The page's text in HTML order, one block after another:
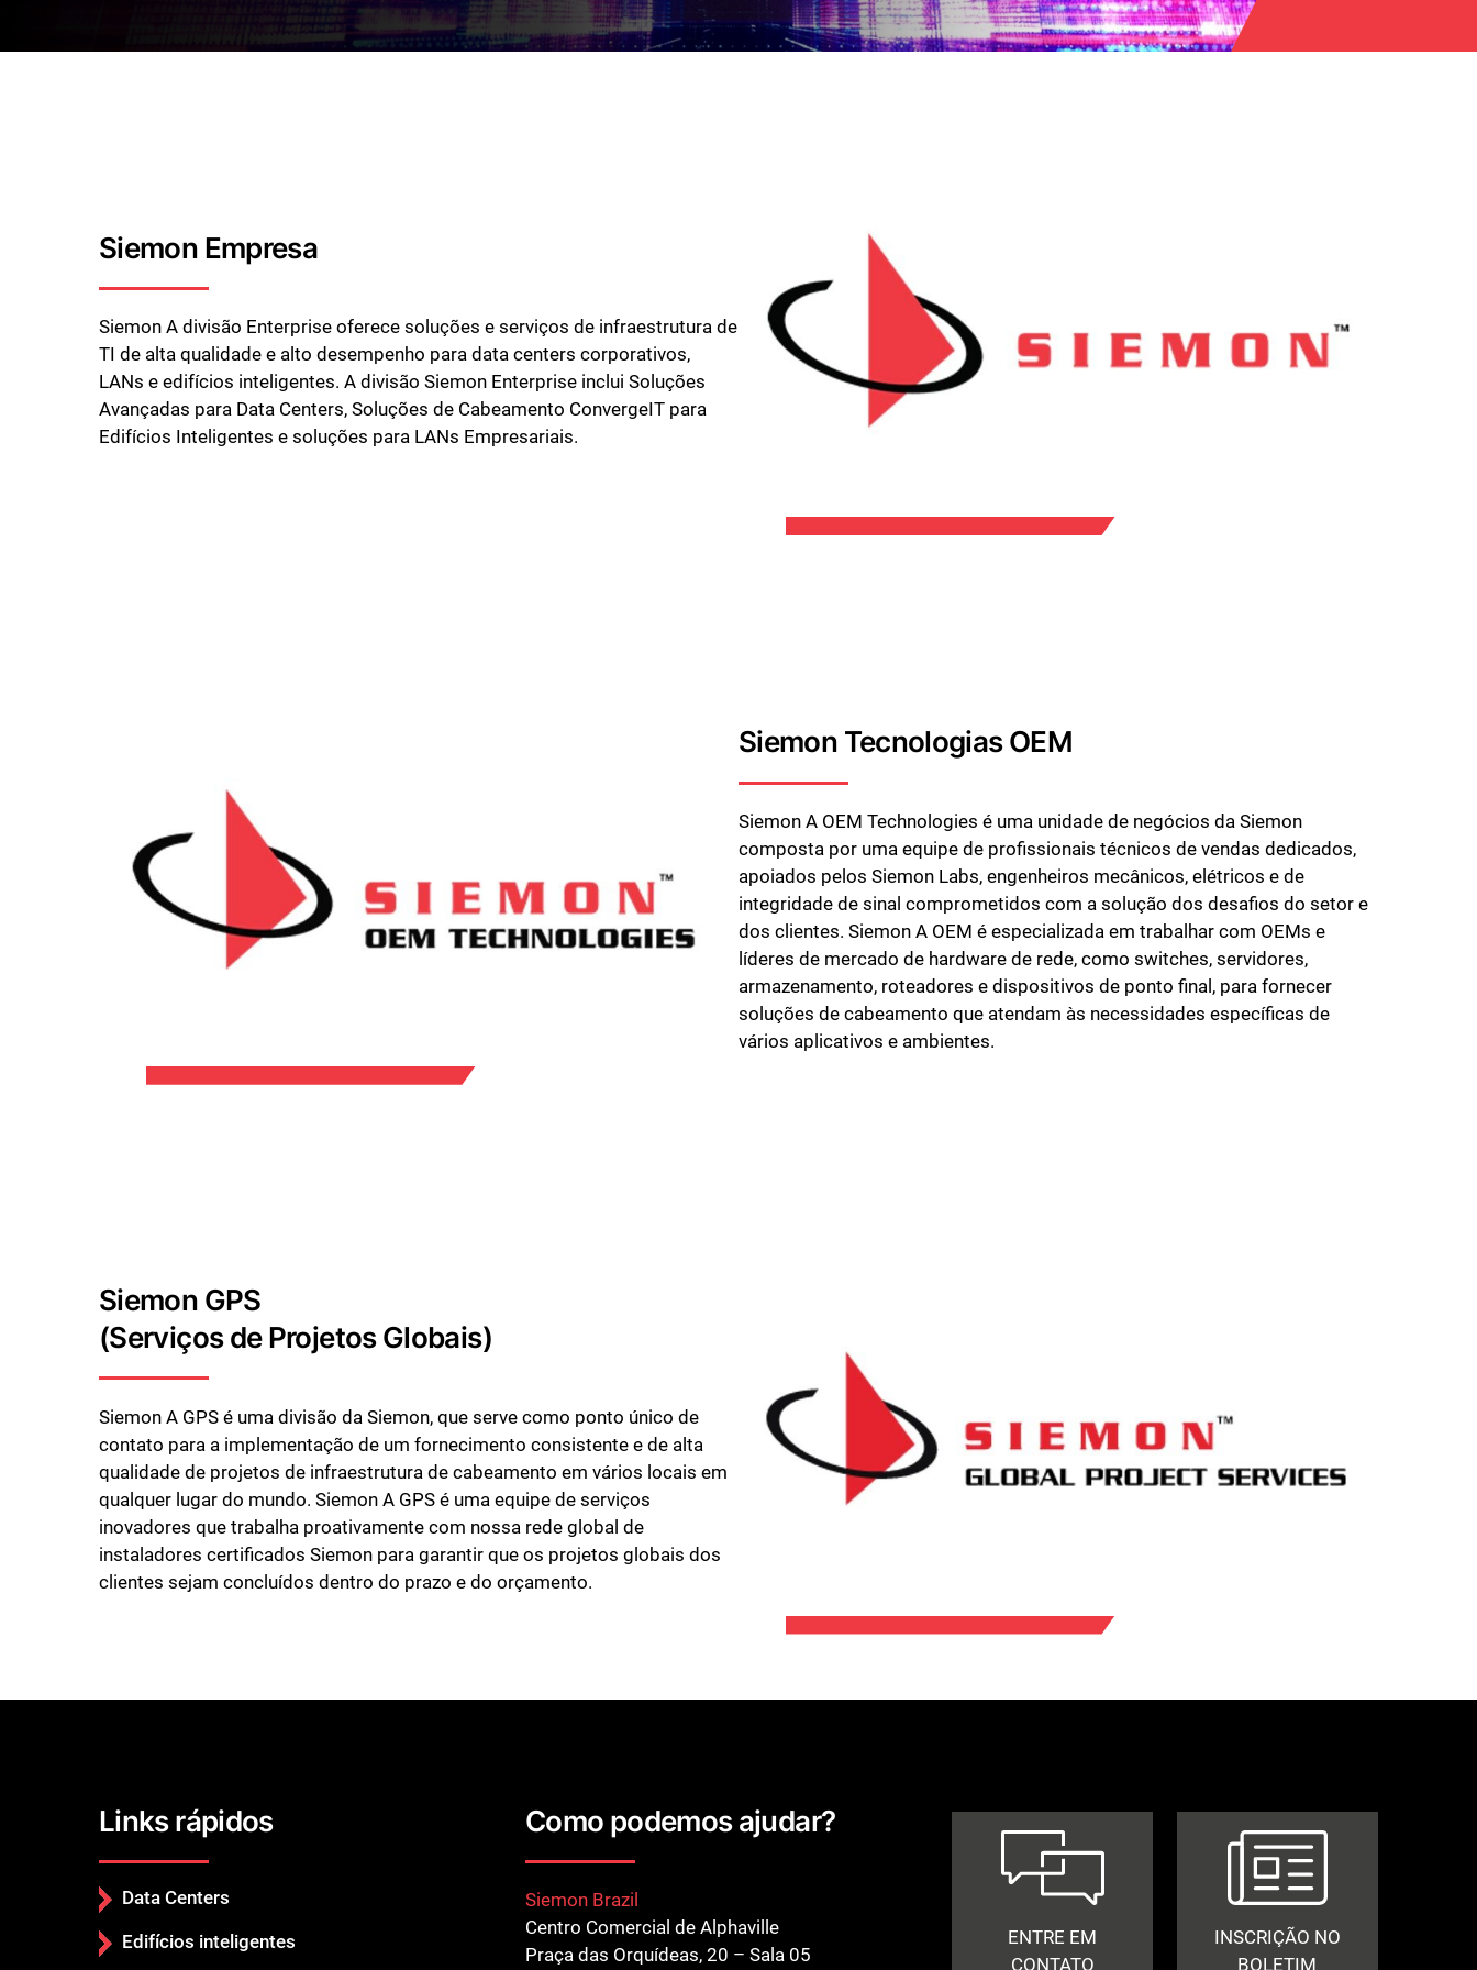
Siemon Empresa
Siemon A divisão Enterprise oferece soluções e serviços de infraestrutura de
TI de alta qualidade e alto desempenho para data centers corporativos,
LANs e edifícios inteligentes. A divisão Siemon Enterprise inclui Soluções
Avançadas para Data Centers, Soluções de Cabeamento ConvergeIT para
Edifícios Inteligentes e soluções para LANs Empresariais.
Siemon Tecnologias OEM
Siemon A OEM Technologies é uma unidade de negócios da Siemon
composta por uma equipe de profissionais técnicos de vendas dedicados,
apoiados pelos Siemon Labs, engenheiros mecânicos, elétricos e de
integridade de sinal comprometidos com a solução dos desafios do setor e
dos clientes. Siemon A OEM é especializada em trabalhar com OEMs e
líderes de mercado de hardware de rede, como switches, servidores,
armazenamento, roteadores e dispositivos de ponto final, para fornecer
soluções de cabeamento que atendam às necessidades específicas de
vários aplicativos e ambientes.
Siemon GPS
(Serviços de Projetos Globais)
Siemon A GPS é uma divisão da Siemon, que serve como ponto único de
contato para a implementação de um fornecimento consistente e de alta
qualidade de projetos de infraestrutura de cabeamento em vários locais em
qualquer lugar do mundo. Siemon A GPS é uma equipe de serviços
inovadores que trabalha proativamente com nossa rede global de
instaladores certificados Siemon para garantir que os projetos globais dos
clientes sejam concluídos dentro do prazo e do orçamento.
Links rápidos
Data Centers
Edifícios inteligentes
Como podemos ajudar?
Siemon Brazil
Centro Comercial de Alphaville
Praça das Orquídeas, 20 – Sala 05
ENTRE EM
CONTATO
INSCRIÇÃO NO
BOLETIM
Fechar